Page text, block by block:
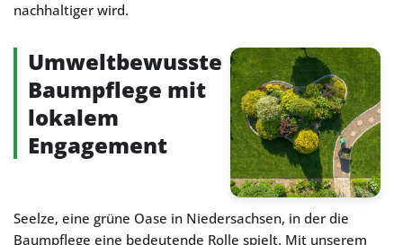
nachhaltiger wird.
Umweltbewusste
Baumpflege mit
lokalem
Engagement
Seelze, eine grüne Oase in Niedersachsen, in der die
Baumpflege eine bedeutende Rolle spielt. Mit unserem